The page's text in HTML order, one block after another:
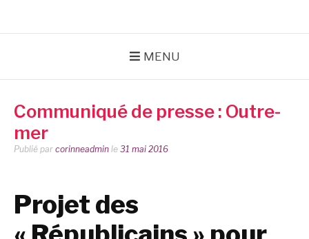
MENU
Communiqué de presse : Outre-
mer
Publié par corinneadmin le 31 mai 2016
Projet des